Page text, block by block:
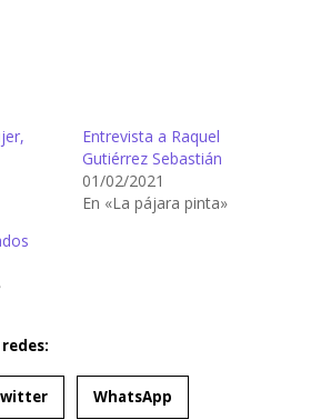
Entrevista a Raquel
Gutiérrez Sebastián
01/02/2021
En «La pájara pinta»
WhatsApp